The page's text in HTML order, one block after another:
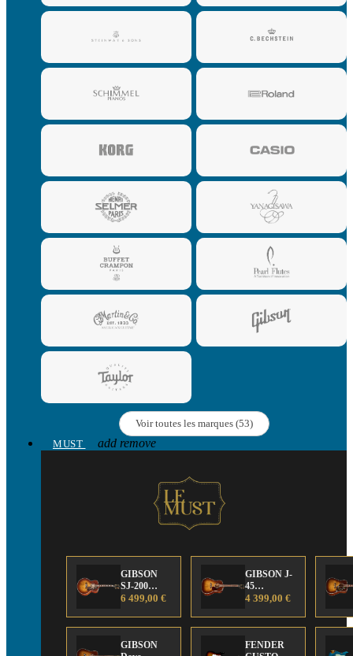
Voir toutes les marques (53)
MUST
add remove
GIBSON
SJ-200
Anniversary
Edition
6 499,00 €
GIBSON J-
45
Anniversary
Edition
4 399,00 €
GIBSON
FENDER